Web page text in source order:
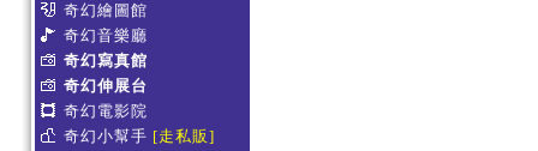
奇幻繪圖館
奇幻音樂廳
奇幻寫真館
奇幻伸展台
奇幻電影院
奇幻小幫手 [走私販]